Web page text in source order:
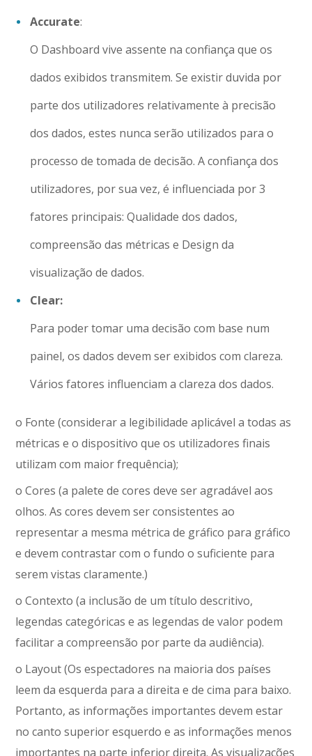
Accurate:
O Dashboard vive assente na confiança que os
dados exibidos transmitem. Se existir duvida por
parte dos utilizadores relativamente à precisão
dos dados, estes nunca serão utilizados para o
processo de tomada de decisão. A confiança dos
utilizadores, por sua vez, é influenciada por 3
fatores principais: Qualidade dos dados,
compreensão das métricas e Design da
visualização de dados.
Clear:
Para poder tomar uma decisão com base num
painel, os dados devem ser exibidos com clareza.
Vários fatores influenciam a clareza dos dados.
o Fonte (considerar a legibilidade aplicável a todas as
métricas e o dispositivo que os utilizadores finais
utilizam com maior frequência);
o Cores (a palete de cores deve ser agradável aos
olhos. As cores devem ser consistentes ao
representar a mesma métrica de gráfico para gráfico
e devem contrastar com o fundo o suficiente para
serem vistas claramente.)
o Contexto (a inclusão de um título descritivo,
legendas categóricas e as legendas de valor podem
facilitar a compreensão por parte da audiência).
o Layout (Os espectadores na maioria dos países
leem da esquerda para a direita e de cima para baixo.
Portanto, as informações importantes devem estar
no canto superior esquerdo e as informações menos
importantes na parte inferior direita. As visualizações